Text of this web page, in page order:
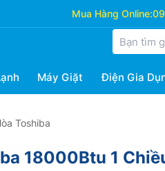
Mua Hàng Online:
Máy Giặt Điện Gia
Toshiba
18000Btu 1